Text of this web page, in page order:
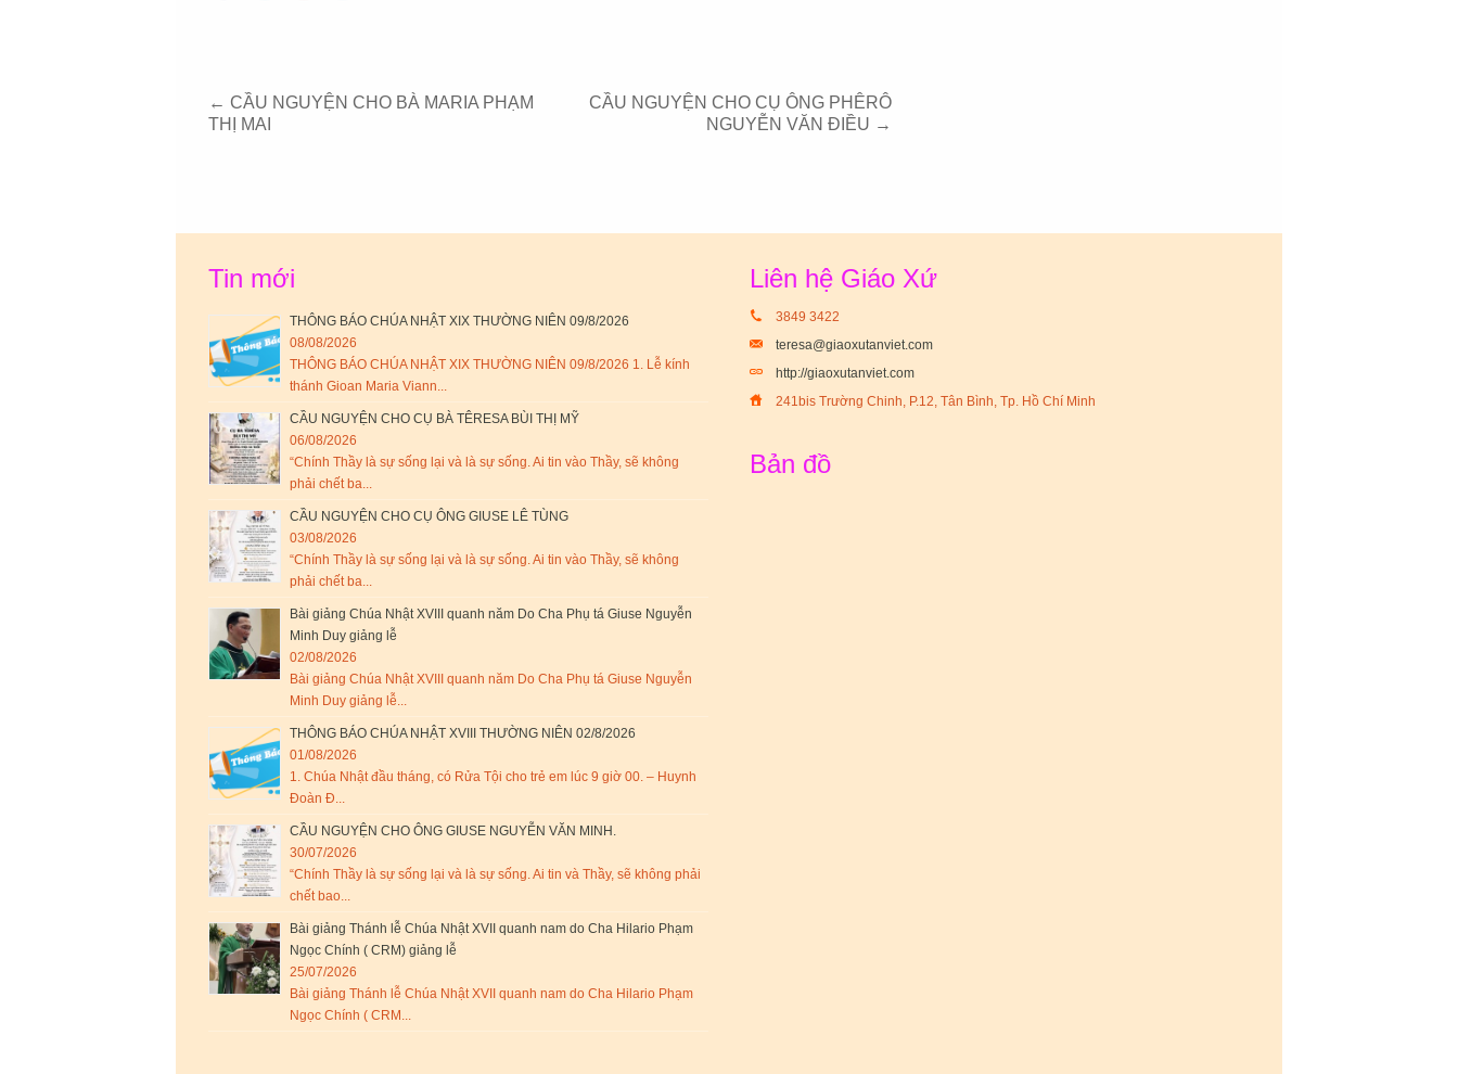
← CẦU NGUYỆN CHO BÀ MARIA PHẠM
THỊ MAI
CẦU NGUYỆN CHO CỤ ÔNG PHÊRÔ
NGUYỄN VĂN ĐIỀU →
Tin mới
THÔNG BÁO CHÚA NHẬT XIX THƯỜNG NIÊN 09/8/2026
08/08/2026
THÔNG BÁO CHÚA NHẬT XIX THƯỜNG NIÊN 09/8/2026 1. Lễ kính
thánh Gioan Maria Viann...
CẦU NGUYỆN CHO CỤ BÀ TÊRESA BÙI THỊ MỸ
06/08/2026
“Chính Thầy là sự sống lại và là sự sống. Ai tin vào Thầy, sẽ không
phải chết ba...
CẦU NGUYỆN CHO CỤ ÔNG GIUSE LÊ TÙNG
03/08/2026
“Chính Thầy là sự sống lại và là sự sống. Ai tin vào Thầy, sẽ không
phải chết ba...
Bài giảng Chúa Nhật XVIII quanh năm Do Cha Phụ tá Giuse Nguyễn
Minh Duy giảng lễ
02/08/2026
Bài giảng Chúa Nhật XVIII quanh năm Do Cha Phụ tá Giuse Nguyễn
Minh Duy giảng lễ...
THÔNG BÁO CHÚA NHẬT XVIII THƯỜNG NIÊN 02/8/2026
01/08/2026
1. Chúa Nhật đầu tháng, có Rửa Tội cho trẻ em lúc 9 giờ 00. – Huynh
Đoàn Đ...
CẦU NGUYỆN CHO ÔNG GIUSE NGUYỄN VĂN MINH.
30/07/2026
“Chính Thầy là sự sống lại và là sự sống. Ai tin và Thầy, sẽ không phải
chết bao...
Bài giảng Thánh lễ Chúa Nhật XVII quanh nam do Cha Hilario Phạm
Ngọc Chính ( CRM) giảng lễ
25/07/2026
Bài giảng Thánh lễ Chúa Nhật XVII quanh nam do Cha Hilario Phạm
Ngọc Chính ( CRM...
Liên hệ Giáo Xứ
3849 3422
teresa@giaoxutanviet.com
http://giaoxutanviet.com
241bis Trường Chinh, P.12, Tân Bình, Tp. Hồ Chí Minh
Bản đồ